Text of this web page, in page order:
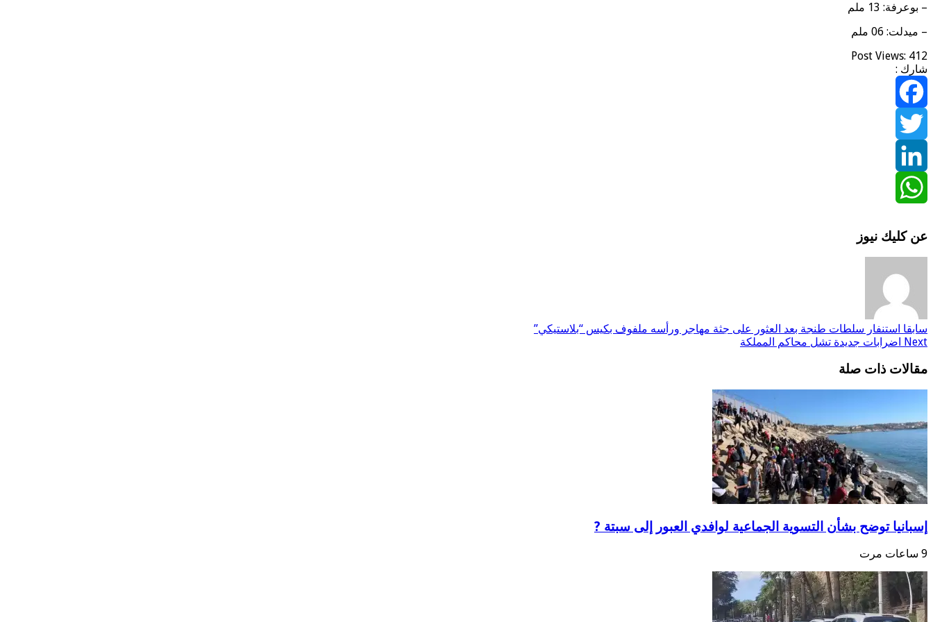
– بوعرفة: 13 ملم
– ميدلت: 06 ملم
Post Views: 412
شارك :
Facebook
Twitter
LinkedIn
عن كليك نيوز
سابقا استنفار سلطات طنجة بعد العثور على جثة مهاجر ورأسه ملفوف بكيس “بلاستيكي”
Next اضرابات جديدة تشل محاكم المملكة
مقالات ذات صلة
إسبانيا توضح بشأن التسوية الجماعية لوافدي العبور إلى سبتة ?
9 ساعات مرت